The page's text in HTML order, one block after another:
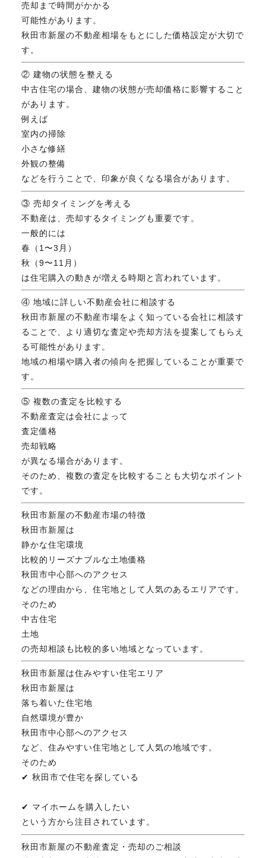
売却まで時間がかかる
可能性があります。
秋田市新屋の不動産相場をもとにした価格設定が大切で
す。
② 建物の状態を整える
中古住宅の場合、建物の状態が売却価格に影響すること
があります。
例えば
室内の掃除
小さな修繕
外観の整備
などを行うことで、印象が良くなる場合があります。
③ 売却タイミングを考える
不動産は、売却するタイミングも重要です。
一般的には
春（1〜3月）
秋（9〜11月）
は住宅購入の動きが増える時期と言われています。
④ 地域に詳しい不動産会社に相談する
秋田市新屋の不動産市場をよく知っている会社に相談す
ることで、より適切な査定や売却方法を提案してもらえ
る可能性があります。
地域の相場や購入者の傾向を把握していることが重要で
す。
⑤ 複数の査定を比較する
不動産査定は会社によって
査定価格
売却戦略
が異なる場合があります。
そのため、複数の査定を比較することも大切なポイント
です。
秋田市新屋の不動産市場の特徴
秋田市新屋は
静かな住宅環境
比較的リーズナブルな土地価格
秋田市中心部へのアクセス
などの理由から、住宅地として人気のあるエリアです。
そのため
中古住宅
土地
の売却相談も比較的多い地域となっています。
秋田市新屋は住みやすい住宅エリア
秋田市新屋は
落ち着いた住宅地
自然環境が豊か
秋田市中心部へのアクセス
など、住みやすい住宅地として人気の地域です。
そのため
✔ 秋田市で住宅を探している
✔ マイホームを購入したい
という方から注目されています。
秋田市新屋の不動産査定・売却のご相談